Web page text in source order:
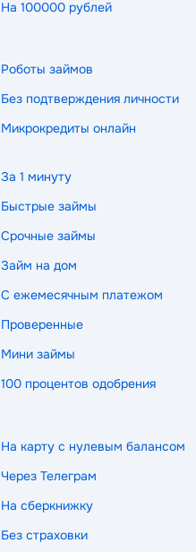
На 100000 рублей
Роботы займов
Без подтверждения личности
Микрокредиты онлайн
За 1 минуту
Быстрые займы
Срочные займы
Займ на дом
С ежемесячным платежом
Проверенные
Мини займы
100 процентов одобрения
На карту с нулевым балансом
Через Телеграм
На сберкнижку
Без страховки